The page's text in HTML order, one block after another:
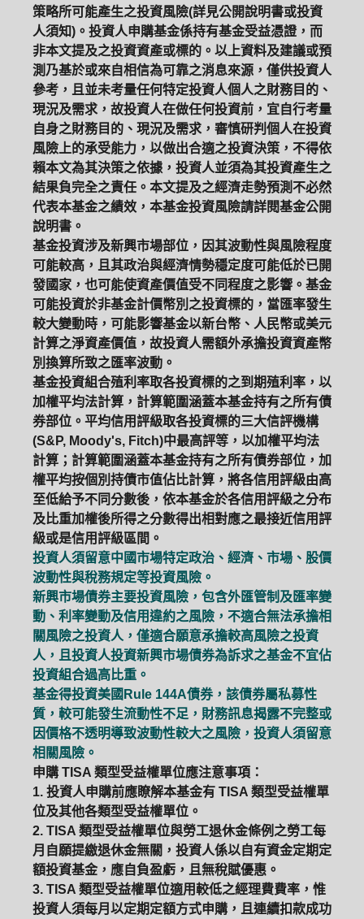
策略所可能產生之投資風險(詳見公開說明書或投資
人須知)。投資人申購基金係持有基金受益憑證，而
非本文提及之投資資產或標的。以上資料及建議或預
測乃基於或來自相信為可靠之消息來源，僅供投資人
參考，且並未考量任何特定投資人個人之財務目的、
現況及需求，故投資人在做任何投資前，宜自行考量
自身之財務目的、現況及需求，審慎研判個人在投資
風險上的承受能力，以做出合適之投資決策，不得依
賴本文為其決策之依據，投資人並須為其投資產生之
結果負完全之責任。本文提及之經濟走勢預測不必然
代表本基金之績效，本基金投資風險請詳閱基金公開
說明書。
基金投資涉及新興市場部位，因其波動性與風險程度
可能較高，且其政治與經濟情勢穩定度可能低於已開
發國家，也可能使資產價值受不同程度之影響。基金
可能投資於非基金計價幣別之投資標的，當匯率發生
較大變動時，可能影響基金以新台幣、人民幣或美元
計算之淨資產價值，故投資人需額外承擔投資資產幣
別換算所致之匯率波動。
基金投資組合殖利率取各投資標的之到期殖利率，以
加權平均法計算，計算範圍涵蓋本基金持有之所有債
券部位。平均信用評級取各投資標的三大信評機構
(S&P, Moody's, Fitch)中最高評等，以加權平均法
計算；計算範圍涵蓋本基金持有之所有債券部位，加
權平均按個別持債市值佔比計算，將各信用評級由高
至低給予不同分數後，依本基金於各信用評級之分布
及比重加權後所得之分數得出相對應之最接近信用評
級或是信用評級區間。
投資人須留意中國市場特定政治、經濟、市場、股價
波動性與稅務規定等投資風險。
新興市場債券主要投資風險，包含外匯管制及匯率變
動、利率變動及信用違約之風險，不適合無法承擔相
關風險之投資人，僅適合願意承擔較高風險之投資
人，且投資人投資新興市場債券為訴求之基金不宜佔
投資組合過高比重。
基金得投資美國Rule 144A債券，該債券屬私募性
質，較可能發生流動性不足，財務訊息揭露不完整或
因價格不透明導致波動性較大之風險，投資人須留意
相關風險。
申購 TISA 類型受益權單位應注意事項：
1. 投資人申購前應瞭解本基金有 TISA 類型受益權單
位及其他各類型受益權單位。
2. TISA 類型受益權單位與勞工退休金條例之勞工每
月自願提繳退休金無關，投資人係以自有資金定期定
額投資基金，應自負盈虧，且無稅賦優惠。
3. TISA 類型受益權單位適用較低之經理費費率，惟
投資人須每月以定期定額方式申購，且連續扣款成功